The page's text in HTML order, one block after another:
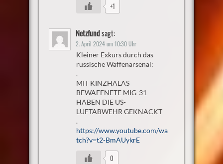
+1
Netzfundsagt:
2. April 2024 um 10:30 Uhr
Kleiner Exkurs durch das
russische Waffenarsenal:
.
MIT KINZHALAS
BEWAFFNETE MIG-31
HABEN DIE US-
LUFTABWEHR GEKNACKT
.
https://www.youtube.com/wa
tch?v=t2-BmAUykrE
0